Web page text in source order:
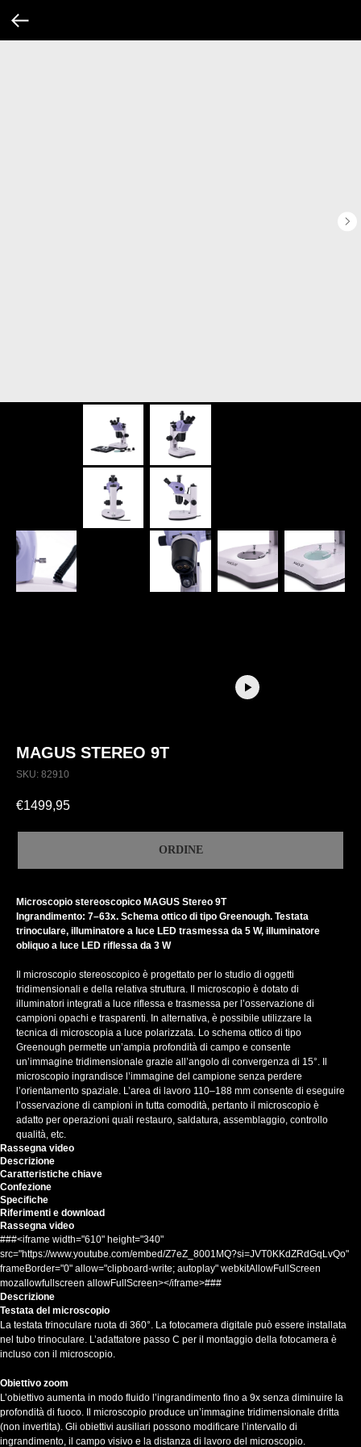
MAGUS STEREO 9T
SKU: 82910
€1499,95
ORDINE
Microscopio stereoscopico MAGUS Stereo 9T
Ingrandimento: 7–63x. Schema ottico di tipo Greenough. Testata
trinoculare, illuminatore a luce LED trasmessa da 5 W, illuminatore
obliquo a luce LED riflessa da 3 W
Il microscopio stereoscopico è progettato per lo studio di oggetti
tridimensionali e della relativa struttura. Il microscopio è dotato di
illuminatori integrati a luce riflessa e trasmessa per l’osservazione di
campioni opachi e trasparenti. In alternativa, è possibile utilizzare la
tecnica di microscopia a luce polarizzata. Lo schema ottico di tipo
Greenough permette un’ampia profondità di campo e consente
un’immagine tridimensionale grazie all’angolo di convergenza di 15°. Il
microscopio ingrandisce l’immagine del campione senza perdere
l’orientamento spaziale. L’area di lavoro 110–188 mm consente di eseguire
l’osservazione di campioni in tutta comodità, pertanto il microscopio è
adatto per operazioni quali restauro, saldatura, assemblaggio, controllo
qualità, etc.
Rassegna video
Descrizione
Caratteristiche chiave
Confezione
Specifiche
Riferimenti e download
Rassegna video
###<iframe width="610" height="340"
src="https://www.youtube.com/embed/Z7eZ_8001MQ?si=JVT0KKdZRdGqLvQo"
frameBorder="0" allow="clipboard-write; autoplay" webkitAllowFullScreen
mozallowfullscreen allowFullScreen></iframe>###
Descrizione
Testata del microscopio
La testata trinoculare ruota di 360°. La fotocamera digitale può essere installata
nel tubo trinoculare. L’adattatore passo C per il montaggio della fotocamera è
incluso con il microscopio.
Obiettivo zoom
L’obiettivo aumenta in modo fluido l’ingrandimento fino a 9x senza diminuire la
profondità di fuoco. Il microscopio produce un’immagine tridimensionale dritta
(non invertita). Gli obiettivi ausiliari possono modificare l’intervallo di
ingrandimento, il campo visivo e la distanza di lavoro del microscopio.